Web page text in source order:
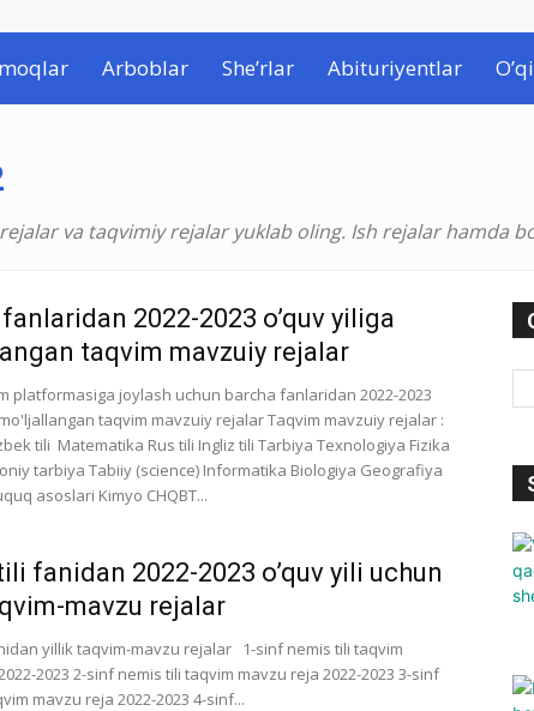
Arboblar She’rlar Abituriyentlar
va taqvimiy rejalar yuklab oling. Ish rejalar hamda
2022-2023 o’quv yiliga
taqvim mavzuiy rejalar
platformasiga joylash uchun barcha fanlaridan 2022-2023
taqvim mavzuiy rejalar Taqvim mavzuiy rejalar :
tili Matematika Rus tili Ingliz tili Tarbiya Texnologiya Fizika
tarbiya Tabiiy (science) Informatika Biologiya Geografiya
asoslari Kimyo CHQBT...
fanidan 2022-2023 o’quv yili uchun
mavzu rejalar
yillik taqvim-mavzu rejalar 1-sinf nemis tili taqvim
2023 2-sinf nemis tili taqvim mavzu reja 2022-2023 3-sinf
mavzu reja 2022-2023 4-sinf...